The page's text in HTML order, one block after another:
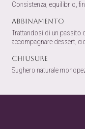
Consistenza, equilibrio,
Abbinamento
Trattandosi di un passito
accompagnare dessert,
Chiusure
Sughero naturale